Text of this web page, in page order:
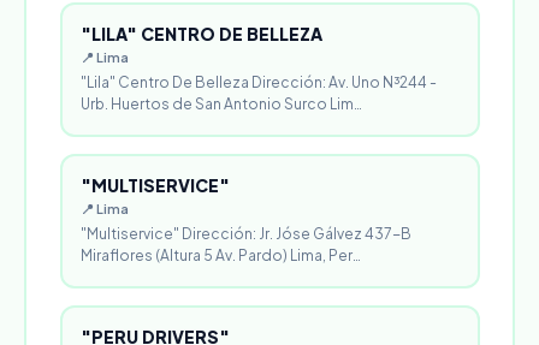
"LILA" CENTRO DE BELLEZA
📍 Lima
"Lila" Centro De Belleza Dirección: Av. Uno N³244 -
Urb. Huertos de San Antonio Surco Lim…
"MULTISERVICE"
📍 Lima
"Multiservice" Dirección: Jr. Jóse Gálvez 437-B
Miraflores (Altura 5 Av. Pardo) Lima, Per…
"PERU DRIVERS"